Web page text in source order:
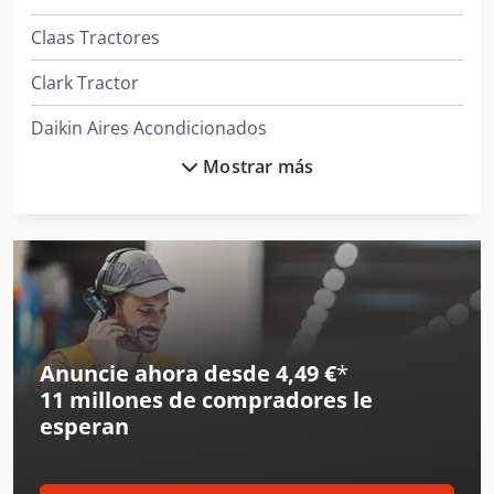
Claas Tractores
Clark Tractor
Daikin Aires Acondicionados
Ingersoll Rand Compresores
Ingersoll Rand Herramientas
Iseki Tractor
Iseki Tractores
Iveco Volquetes
Jcb Tractores
Mostrar más
Anuncie ahora desde 4,49 €*
11 millones de compradores le
esperan